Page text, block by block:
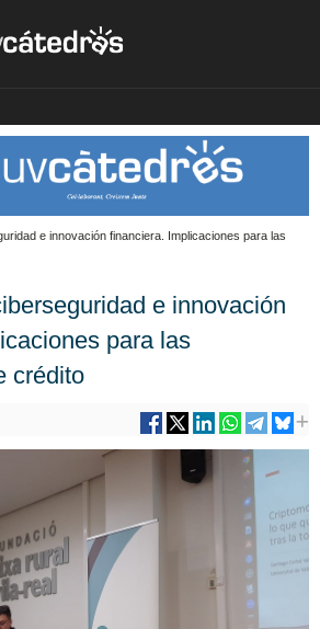
e innovación financiera. Implicaciones para las
e innovación
para las
crédito